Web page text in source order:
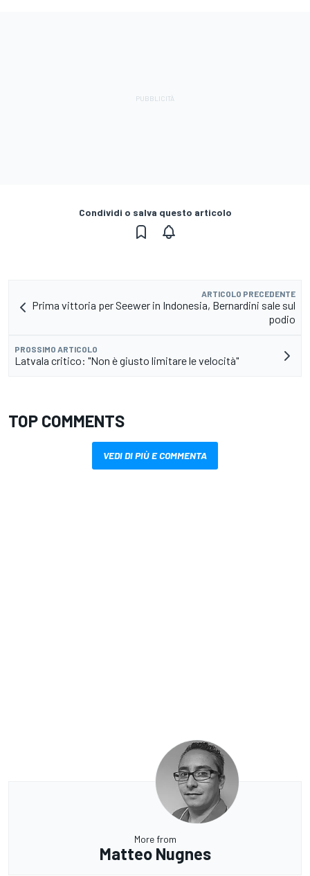
Condividi o salva questo articolo
ARTICOLO PRECEDENTE
Prima vittoria per Seewer in Indonesia, Bernardini sale sul
podio
PROSSIMO ARTICOLO
Latvala critico: "Non è giusto limitare le velocità"
TOP COMMENTS
VEDI DI PIÙ E COMMENTA
More from
Matteo Nugnes